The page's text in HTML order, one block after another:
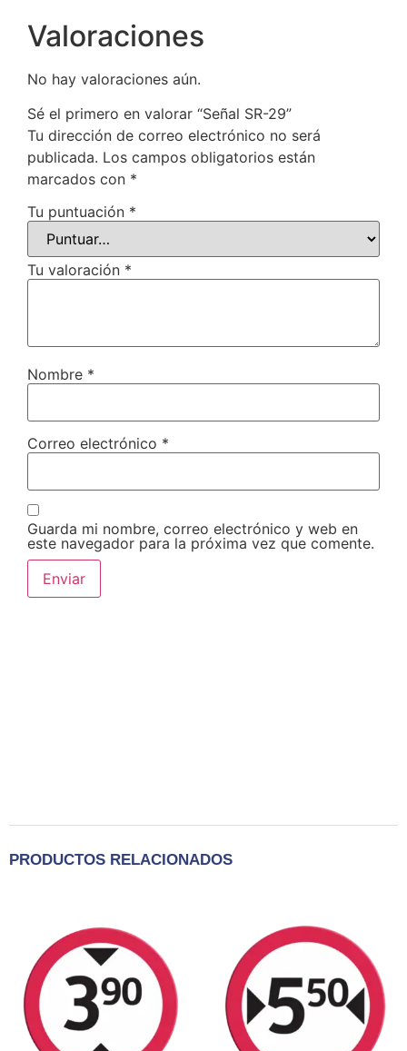
Valoraciones
No hay valoraciones aún.
Sé el primero en valorar “Señal SR-29”
Tu dirección de correo electrónico no será
publicada. Los campos obligatorios están
marcados con *
Tu puntuación *
Tu valoración *
Nombre *
Correo electrónico *
Guarda mi nombre, correo electrónico y web en
este navegador para la próxima vez que comente.
PRODUCTOS RELACIONADOS